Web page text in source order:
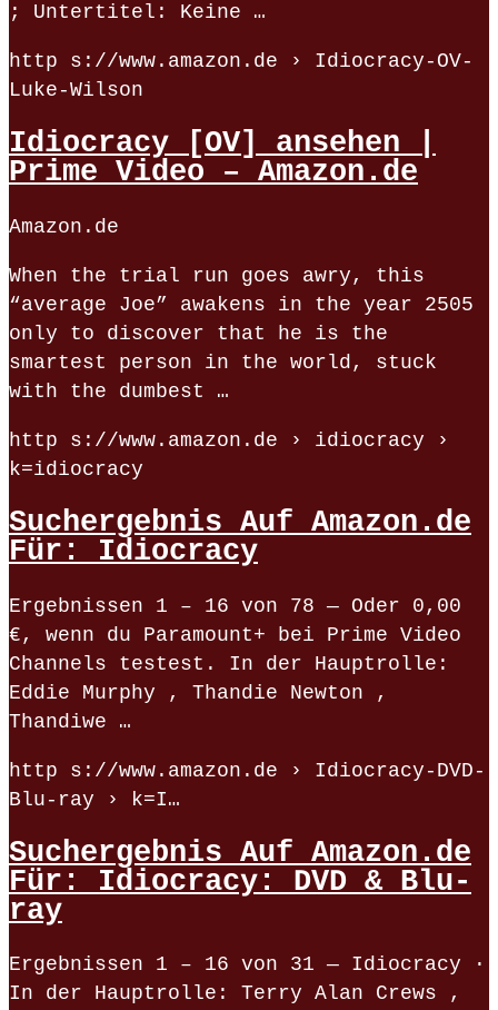
; Untertitel: Keine …
http s://www.amazon.de › Idiocracy-OV-
Luke-Wilson
Idiocracy [OV] ansehen |
Prime Video – Amazon.de
Amazon.de
When the trial run goes awry, this
“average Joe” awakens in the year 2505
only to discover that he is the
smartest person in the world, stuck
with the dumbest …
http s://www.amazon.de › idiocracy ›
k=idiocracy
Suchergebnis Auf Amazon.de
Für: Idiocracy
Ergebnissen 1 – 16 von 78 — Oder 0,00
€, wenn du Paramount+ bei Prime Video
Channels testest. In der Hauptrolle:
Eddie Murphy , Thandie Newton ,
Thandiwe …
http s://www.amazon.de › Idiocracy-DVD-
Blu-ray › k=I…
Suchergebnis Auf Amazon.de
Für: Idiocracy: DVD & Blu-
ray
Ergebnissen 1 – 16 von 31 — Idiocracy ·
In der Hauptrolle: Terry Alan Crews ,